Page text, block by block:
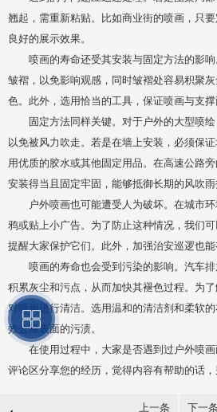
翘起，需重新粘贴。比如商业街的喷画，只
良好的展示效果。
喷画的寿命还受其安装与固定方法的影响
皱褶，以免影响观感，同时皱褶处容易积聚
色。此外，选用恰当的工具，保证喷画与支撑
固定方法同样关键。对于户外的大型喷绘
以免被风力吹走。若是在墙上安装，必须保
用优质的胶水或其他固定用品。在高速公路
安装得当且固定牢固，能够抵御长期的风吹雨
户外喷画也可能遭受人为破坏。在城市环
鸦或贴上小广告。为了防止这种情况，我们
提醒大家保护它们。此外，加强治安巡逻也能
喷画的寿命也会受到污染的影响。汽车排
积累灰尘和污点，从而加快其褪色过程。为
对喷画进行清洁。选用温和的清洁剂和柔软
效去除表面的污渍。
在使用过程中，大家是否遇到过户外喷画
评论区分享您的经历，觉得内容有帮助的话，
上一条 下一条